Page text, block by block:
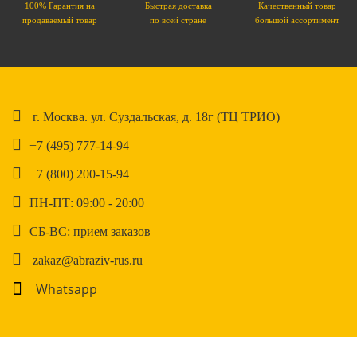
100% Гарантия на
продаваемый товар
Быстрая доставка
по всей стране
Качественный товар
большой ассортимент
г. Москва. ул. Суздальская, д. 18г (ТЦ ТРИО)
+7 (495) 777-14-94
+7 (800) 200-15-94
ПН-ПТ: 09:00 - 20:00
СБ-ВС: прием заказов
zakaz@abraziv-rus.ru
Whatsapp